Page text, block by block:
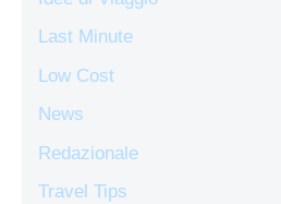
Last Minute
Low Cost
News
Redazionale
Travel Tips